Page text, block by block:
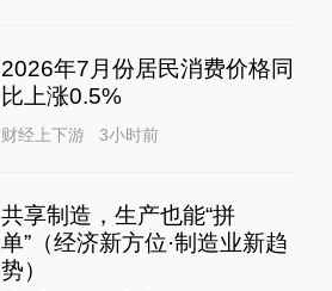
2026年7月份居民消费价格同
比上涨0.5%
财经上下游 3小时前
共享制造，生产也能“拼
单”（经济新方位·制造业新趋
势）